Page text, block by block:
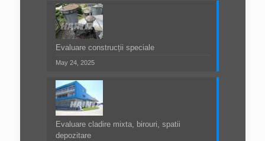
Evaluare construcții speciale
May 24, 2025
Evaluare cladire mixta, birouri, spatii
depozitare